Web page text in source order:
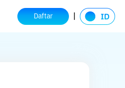
Daftar